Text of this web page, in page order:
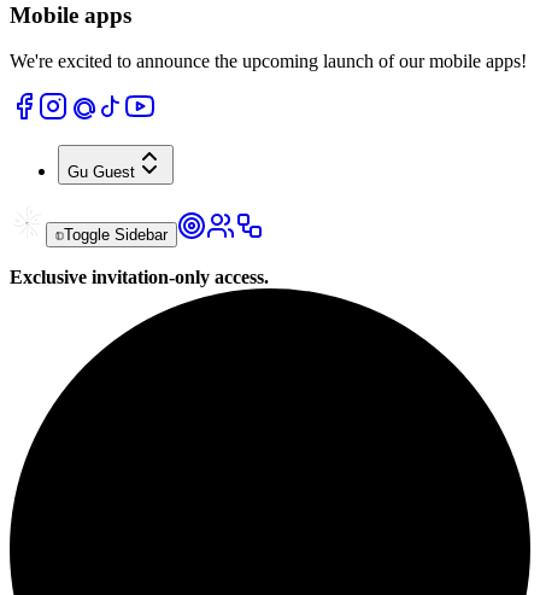
Mobile apps
We're excited to announce the upcoming launch of our mobile apps!
Gu Guest
Toggle Sidebar
Exclusive invitation-only access.